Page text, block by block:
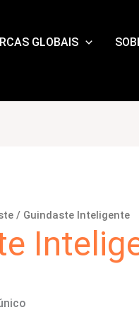
GLOBAIS
/ Guindaste Inteligente